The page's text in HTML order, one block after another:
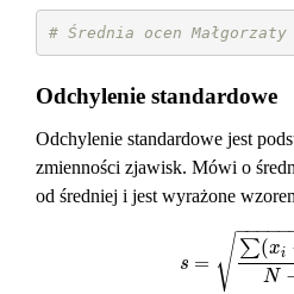
# Średnia ocen
Odchylenie standardowe
Odchylenie standardowe jest
zmienności zjawisk. Mówi o
od średniej i jest wyrażone
s =
∑(xi
N
−−−−−
√
s= ∑ (xi−x¯)2